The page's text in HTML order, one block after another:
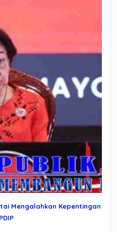
Mengalahkan Kepentingan